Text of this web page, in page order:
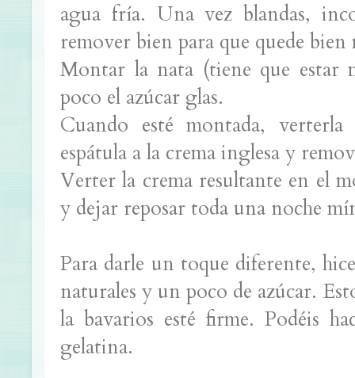
agua fría. Una vez blandas,
remover bien para que quede bien
Montar la nata (tiene que estar
poco el azúcar glas.
Cuando esté montada,
espátula a la crema inglesa y
Verter la crema resultante en el
y dejar reposar toda una noche
Para darle un toque diferente,
naturales y un poco de azúcar.
la bavarios esté firme. Podéis
gelatina.